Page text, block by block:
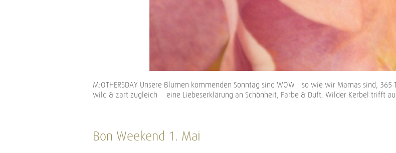
M:OTHERSDAY Unsere Blumen kommenden Sonntag sind WOW – so wie wir Mamas sind,
wild & zart zugleich – eine Liebeserklärung an Schönheit, Farbe & Duft. Wilder Kerbel trifft
Bon Weekend 1. Mai